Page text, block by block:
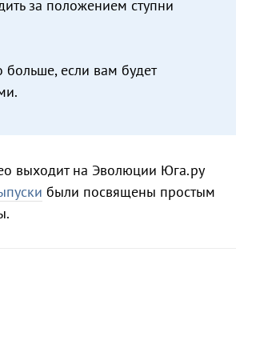
за положением ступни
если вам будет
выходит на Эволюции Юга.ру
были посвящены простым